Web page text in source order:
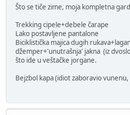
Što se tiče zime, moja kompletna
Trekking cipele+debele čarape
Lako postavljene pantalone
Biciklistička majica dugih
džemper+'unutrašnja' jakna (iz
što ide u veštačke jorgane.
Bejzbol kapa (idiot zaboravio